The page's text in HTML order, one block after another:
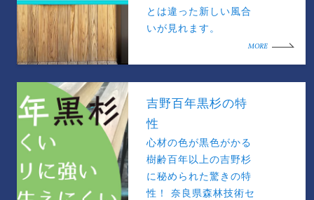
とは違った新しい風合
いが見れます。
MORE
吉野百年黒杉の特
性
心材の色が黒色がかる
樹齢百年以上の吉野杉
に秘められた驚きの特
性！ 奈良県森林技術セ